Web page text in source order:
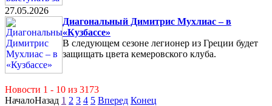
27.05.2026
Диагональный Димитрис Мухлиас – в
«Кузбассе»
В следующем сезоне легионер из Греции будет
защищать цвета кемеровского клуба.
Новости 1 - 10 из 3173
НачалоНазад 1 2 3 4 5 Вперед Конец